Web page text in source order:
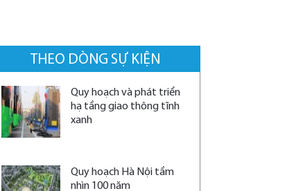
THEO DÒNG SỰ KIỆN
Quy hoạch và phát triển
hạ tầng giao thông tĩnh
xanh
Quy hoạch Hà Nội tầm
nhìn 100 năm